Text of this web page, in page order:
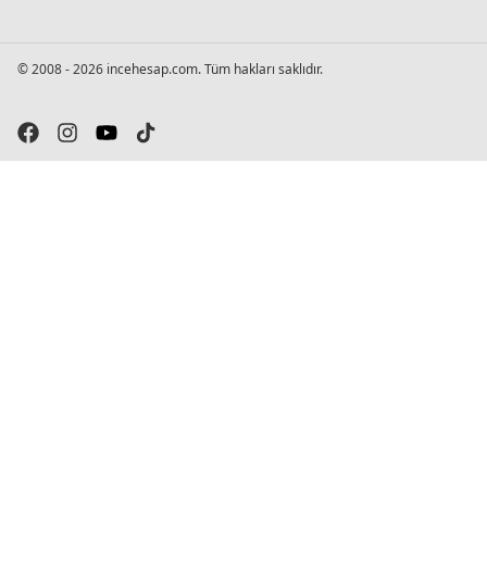
© 2008 - 2026 incehesap.com. Tüm hakları saklıdır.